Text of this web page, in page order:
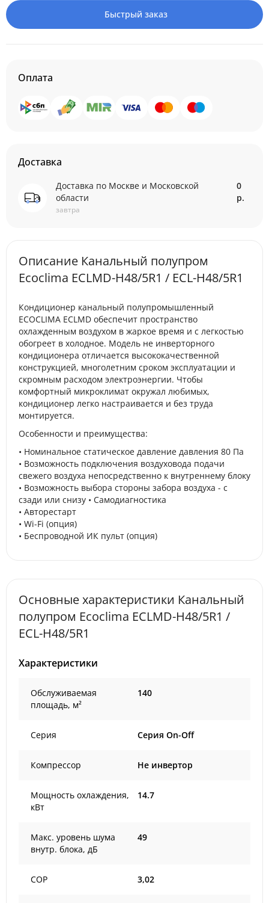
Быстрый заказ
Оплата
Доставка
Доставка по Москве и Московской
области
завтра
0
р.
Описание Канальный полупром
Ecoclima ECLMD-H48/5R1 / ECL-H48/5R1
Кондиционер канальный полупромышленный
ECOCLIMA ECLMD обеспечит пространство
охлажденным воздухом в жаркое время и с легкостью
обогреет в холодное. Модель не инверторного
кондиционера отличается высококачественной
конструкцией, многолетним сроком эксплуатации и
скромным расходом электроэнергии. Чтобы
комфортный микроклимат окружал любимых,
кондиционер легко настраивается и без труда
монтируется.
Особенности и преимущества:
• Номинальное статическое давление давления 80 Па
• Возможность подключения воздуховода подачи
свежего воздуха непосредственно к внутреннему блоку
• Возможность выбора стороны забора воздуха - с
сзади или снизу • Самодиагностика
• Авторестарт
• Wi-Fi (опция)
• Беспроводной ИК пульт (опция)
Основные характеристики Канальный
полупром Ecoclima ECLMD-H48/5R1 /
ECL-H48/5R1
Характеристики
Обслуживаемая
площадь, м²
140
Серия Серия On-Off
Компрессор Не инвертор
Мощность охлаждения,
кВт
14.7
Макс. уровень шума
внутр. блока, дБ
49
COP 3,02